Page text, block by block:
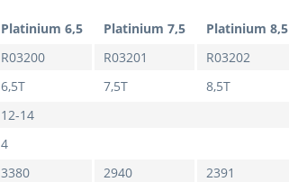
Platinium 6,5 Platinium 7,5 Platinium 8,5
R03200 R03201 R03202
6,5T 7,5T 8,5T
12-14
4
3380 2940 2391